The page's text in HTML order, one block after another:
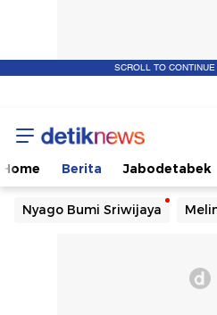
SCROLL TO
Home Berita Jabodetabek
Nyago Bumi Sriwijaya